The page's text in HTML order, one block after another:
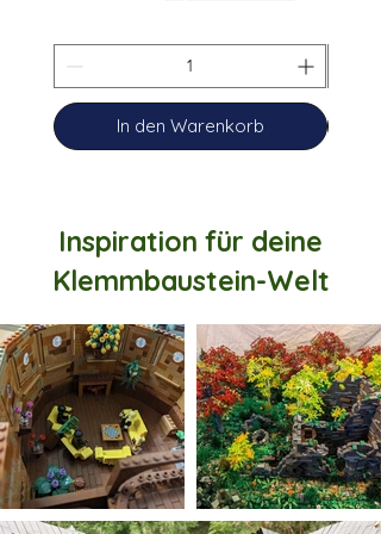
In den Warenkorb
Inspiration für deine
Klemmbaustein-Welt